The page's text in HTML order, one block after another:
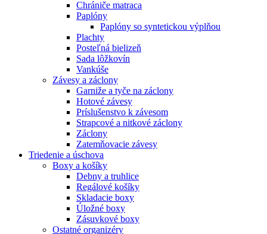
Chrániče matraca
Paplóny
Paplóny so syntetickou výplňou
Plachty
Posteľná bielizeň
Sada lôžkovín
Vankúše
Závesy a záclony
Garniže a tyče na záclony
Hotové závesy
Príslušenstvo k závesom
Strapcové a nitkové záclony
Záclony
Zatemňovacie závesy
Triedenie a úschova
Boxy a košíky
Debny a truhlice
Regálové košíky
Skladacie boxy
Úložné boxy
Zásuvkové boxy
Ostatné organizéry